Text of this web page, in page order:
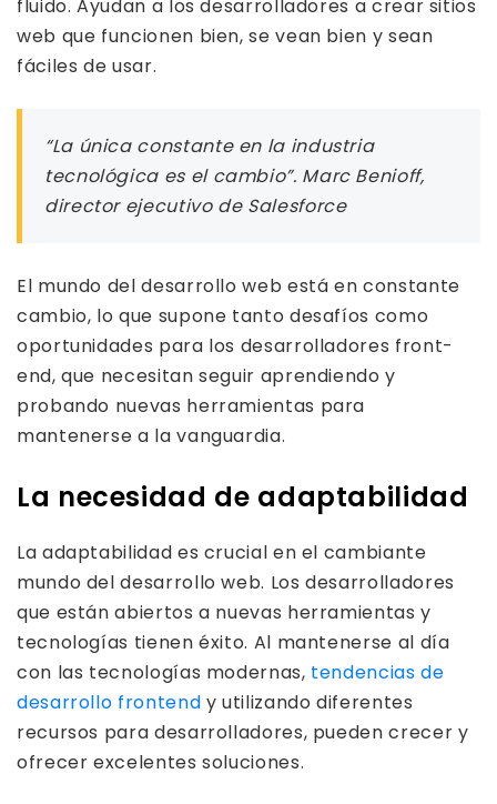
fluido. Ayudan a los desarrolladores a crear sitios
web que funcionen bien, se vean bien y sean
fáciles de usar.
“La única constante en la industria
tecnológica es el cambio”. Marc Benioff,
director ejecutivo de Salesforce
El mundo del desarrollo web está en constante
cambio, lo que supone tanto desafíos como
oportunidades para los desarrolladores front-
end, que necesitan seguir aprendiendo y
probando nuevas herramientas para
mantenerse a la vanguardia.
La necesidad de adaptabilidad
La adaptabilidad es crucial en el cambiante
mundo del desarrollo web. Los desarrolladores
que están abiertos a nuevas herramientas y
tecnologías tienen éxito. Al mantenerse al día
con las tecnologías modernas, tendencias de
desarrollo frontend y utilizando diferentes
recursos para desarrolladores, pueden crecer y
ofrecer excelentes soluciones.